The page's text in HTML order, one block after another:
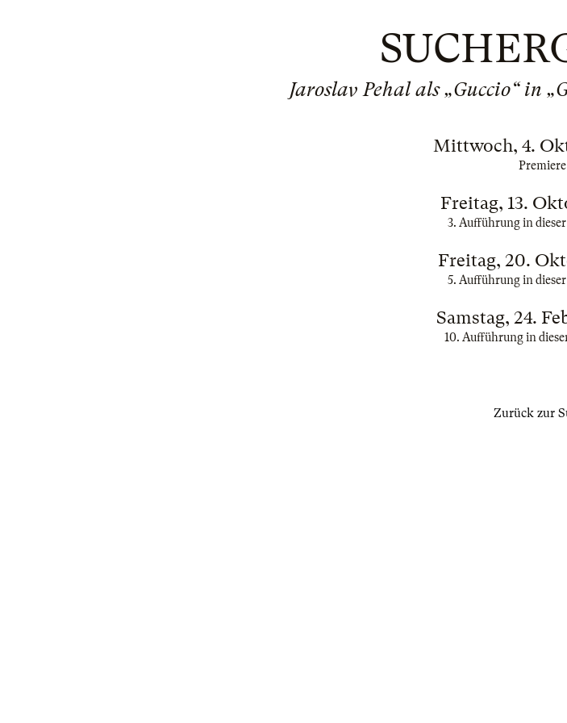
Jaroslav Pehal als „Guccio“ in
Mittwoch, 4.
Premiere
Freitag, 13.
3. Aufführung in
Freitag, 20.
5. Aufführung in
Samstag, 24.
10. Aufführung in
Zurück zur